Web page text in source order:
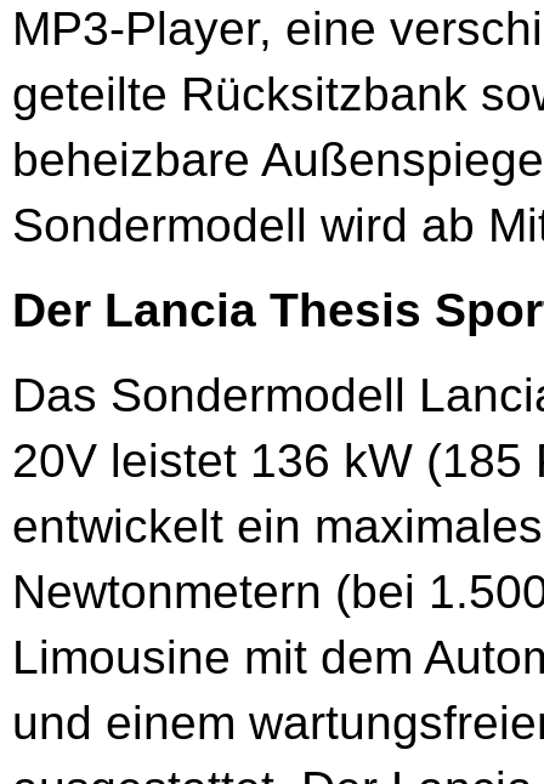
MP3-Player, eine
geteilte Rücksitzbank
beheizbare
Sondermodell wird ab
Der Lancia Thesis
Das Sondermodell
20V leistet 136 kW
entwickelt ein
Newtonmetern (bei
Limousine mit dem
und einem